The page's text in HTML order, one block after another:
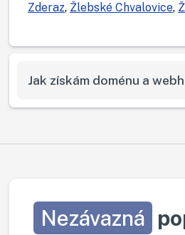
Zderaz, Žlebské Chvalovice,
Jak získám doménu a
Nezávazná